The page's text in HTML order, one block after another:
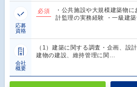
応募
資格
必須
・公共施設や大規模建築物
計監理の実務経験 ・一級建
会社
概要
（1）建築に関する調査・企画、設
建物の建設、維持管理に関…